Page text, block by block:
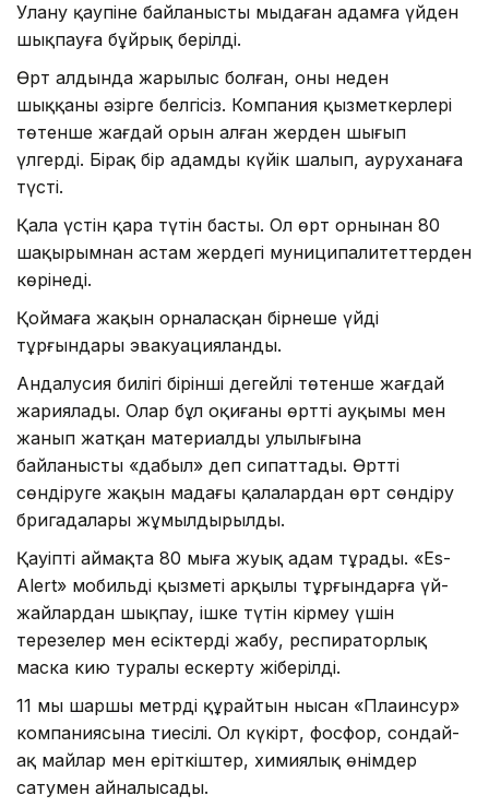
Улану қаупіне байланысты мыңдаған адамға үйден
шықпауға бұйрық берілді.
Өрт алдында жарылыс болған, оның неден
шыққаны әзірге белгісіз. Компания қызметкерлері
төтенше жағдай орын алған жерден шығып
үлгерді. Бірақ бір адамды күйік шалып, ауруханаға
түсті.
Қала үстін қара түтін басты. Ол өрт орнынан 80
шақырымнан астам жердегі муниципалитеттерден
көрінеді.
Қоймаға жақын орналасқан бірнеше үйдің
тұрғындары эвакуацияланды.
Андалусия билігі бірінші деңгейлі төтенше жағдай
жариялады. Олар бұл оқиғаны өрттің ауқымы мен
жанып жатқан материалдың улылығына
байланысты «дабыл» деп сипаттады. Өртті
сөндіруге жақын маңдағы қалалардан өрт сөндіру
бригадалары жұмылдырылды.
Қауіпті аймақта 80 мыңға жуық адам тұрады. «Es-
Alert» мобильді қызметі арқылы тұрғындарға үй-
жайлардан шықпау, ішке түтін кірмеу үшін
терезелер мен есіктерді жабу, респираторлық
маска кию туралы ескерту жіберілді.
11 мың шаршы метрді құрайтын нысан «Плаинсур»
компаниясына тиесілі. Ол күкірт, фосфор, сондай-
ақ майлар мен еріткіштер, химиялық өнімдер
сатумен айналысады.